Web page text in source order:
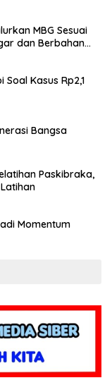
MBG Sesuai
dan Berbahan
Kasus Rp2,1
Bangsa
Paskibraka,
Momentum